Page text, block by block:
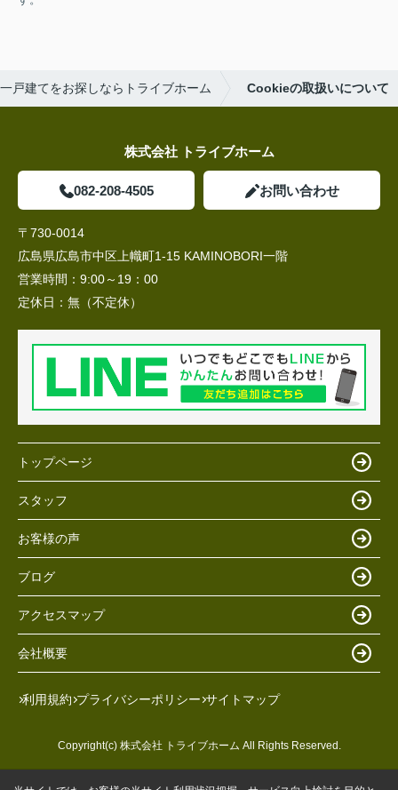
戸建てをお探しならトライブホーム Cookieの取扱いについて
株式会社 トライブホーム
082-208-4505 お問い合わせ
〒730-0014
広島県広島市中区上幟町1-15 KAMINOBORI一階
営業時間： 9:00～19：00
定休日： 無（不定休）
トップページ
スタッフ
お客様の声
ブログ
アクセスマップ
会社概要
利用規約 プライバシーポリシー サイトマップ
Copyright(c) 株式会社 トライブホーム All Rights Reserved.